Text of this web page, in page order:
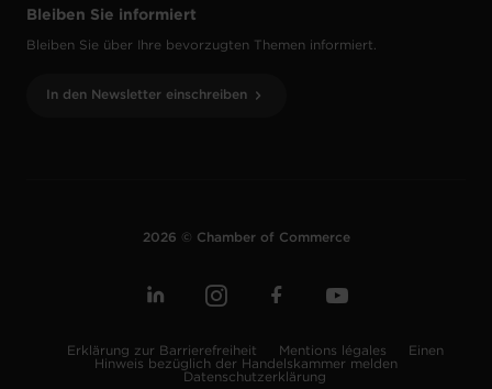
Bleiben Sie informiert
Bleiben Sie über Ihre bevorzugten Themen informiert.
In den Newsletter einschreiben
2026 © Chamber of Commerce
Erklärung zur Barrierefreiheit Mentions légales
Einen
Hinweis bezüglich der Handelskammer melden
Datenschutzerklärung